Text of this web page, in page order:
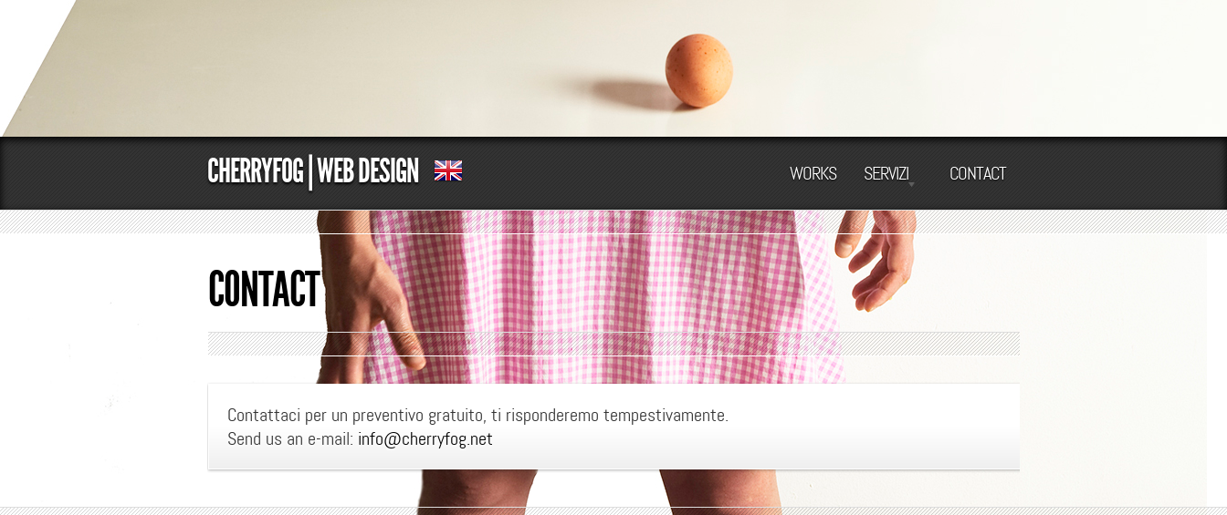
CHERRYFOG | WEB DESIGN WORKS SERVIZI CONTACT
CONTACT
Contattaci per un preventivo gratuito, ti risponderemo tempestivamente.
Send us an e-mail: info@cherryfog.net